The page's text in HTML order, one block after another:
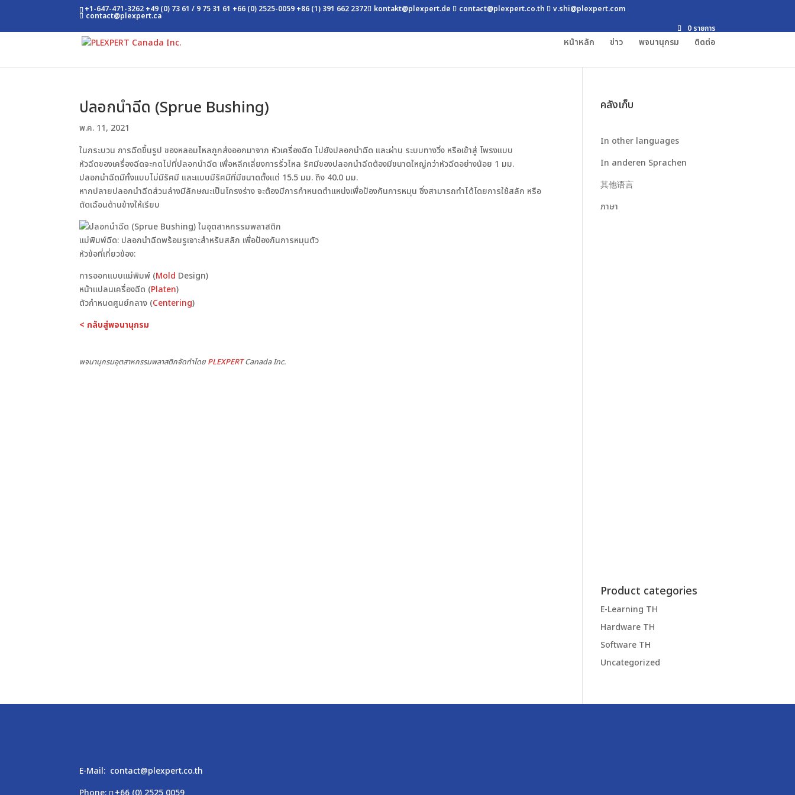
+1-647-471-3262 +49 (0) 73 61 / 9 75 31 61 +66 (0) 2525-0059 +86 (1) 391 662 2372 kontakt@plexpert.de contact@plexpert.co.th v.shi@plexpert.com
contact@plexpert.ca
0 รายการ
หน้าหลัก ข่าว พจนานุกรม ติดต่อ
ปลอกนำฉีด (Sprue Bushing)
พ.ค. 11, 2021
ในกระบวน การฉีดขึ้นรูป ของหลอมไหลถูกส่งออกมาจาก หัวเครื่องฉีด ไปยังปลอกนำฉีด และผ่าน ระบบทางวิ่ง หรือเข้าสู่ โพรงแบบ
หัวฉีดของเครื่องฉีดจะกดไปที่ปลอกนำฉีด เพื่อหลีกเลี่ยงการรั่วไหล รัศมีของปลอกนำฉีดต้องมีขนาดใหญ่กว่าหัวฉีดอย่างน้อย 1 มม.
ปลอกนำฉีดมีทั้งแบบไม่มีรัศมี และแบบมีรัศมีที่มีขนาดตั้งแต่ 15.5 มม. ถึง 40.0 มม.
หากปลายปลอกนำฉีดส่วนล่างมีลักษณะเป็นโครงร่าง จะต้องมีการกำหนดตำแหน่งเพื่อป้องกันการหมุน ซึ่งสามารถทำได้โดยการใช้สลัก หรือ
ตัดเฉือนด้านข้างให้เรียบ
แม่พิมพ์ฉีด: ปลอกนำฉีดพร้อมรูเจาะสำหรับสลัก เพื่อป้องกันการหมุนตัว
หัวข้อที่เกี่ยวข้อง:
การออกแบบแม่พิมพ์ (Mold Design)
หน้าแปลนเครื่องฉีด (Platen)
ตัวกำหนดศูนย์กลาง (Centering)
< กลับสู่พจนานุกรม
พจนานุกรมอุตสาหกรรมพลาสติกจัดทำโดยPLEXPERTCanada Inc.
คลังเก็บ
In other languages
In anderen Sprachen
其他语言
ภาษา
Product categories
E-Learning TH
Hardware TH
Software TH
Uncategorized
E-Mail: contact@plexpert.co.th